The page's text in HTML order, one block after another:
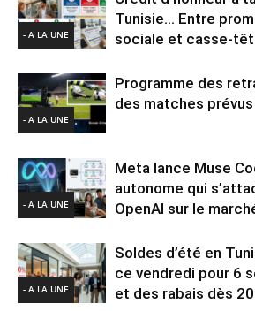
- A LA UNE
Tunisie… Entre
sociale et casse-
- A LA UNE
Programme des
des matches
- A LA UNE
Meta lance Muse
autonome qui
OpenAI sur le
- A LA UNE
Soldes d’été en
ce vendredi pour 6
et des rabais dès 20